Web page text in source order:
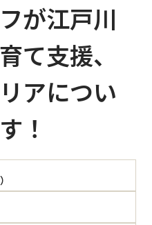
が江戸川
て支援、
アについ
！